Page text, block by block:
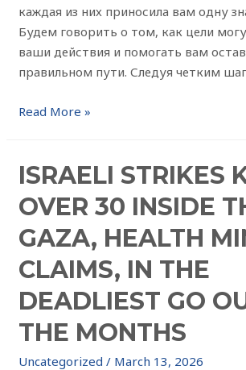
каждая из них приносила вам одну
Будем говорить о том, как цели
ваши действия и помогать вам
правильном пути. Следуя четким
Read More »
ISRAELI STRIKES
OVER 30 INSIDE
GAZA, HEALTH
CLAIMS, IN THE
DEADLIEST GO
THE MONTHS
Uncategorized / March 13, 2026